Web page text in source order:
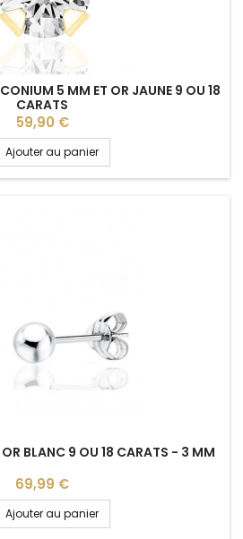
5 MM ET OR JAUNE 9 OU 18
CARATS
Prix
59,90 €
Ajouter au panier
OR BLANC 9 OU 18 CARATS - 3 MM
Prix
69,99 €
Ajouter au panier